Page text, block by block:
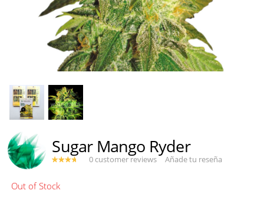
Sugar Mango Ryder
0 customer reviews Añade tu reseña